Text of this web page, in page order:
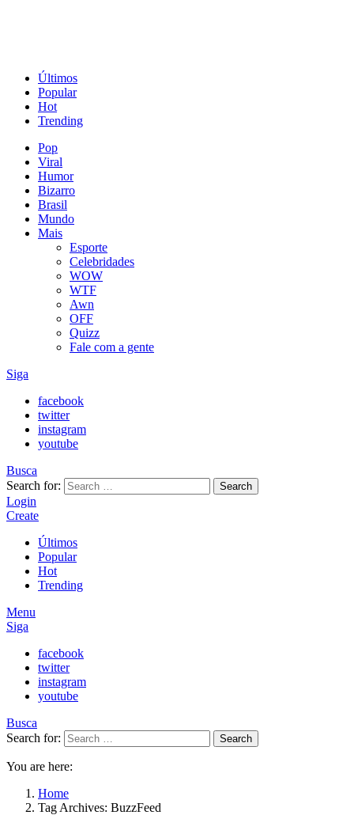
Últimos
Popular
Hot
Trending
Pop
Viral
Humor
Bizarro
Brasil
Mundo
Mais
Esporte
Celebridades
WOW
WTF
Awn
OFF
Quizz
Fale com a gente
Siga
facebook
twitter
instagram
youtube
Busca
Search for:
Search
Login
Create
Últimos
Popular
Hot
Trending
Menu
Siga
facebook
twitter
instagram
youtube
Busca
Search for:
Search
You are here:
Home
Tag Archives: BuzzFeed